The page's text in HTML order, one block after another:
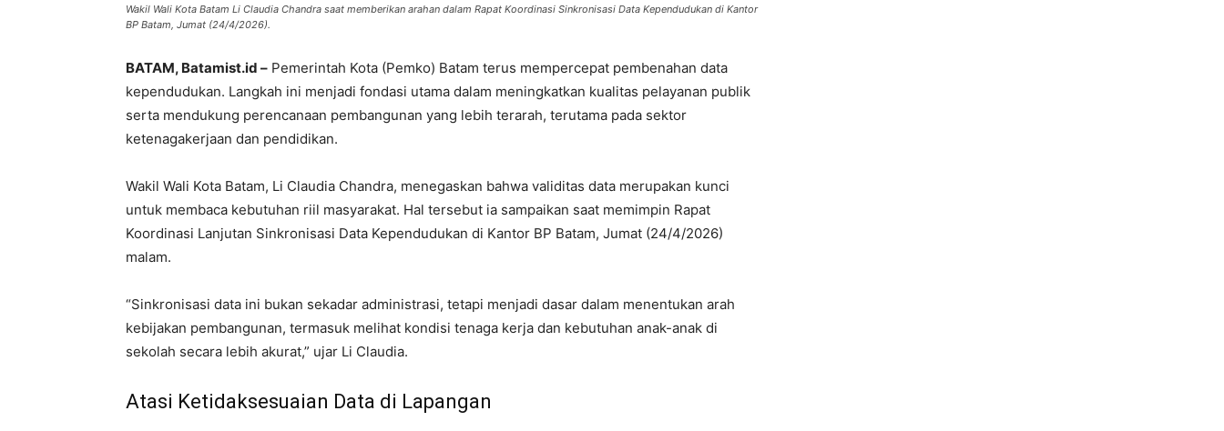
Wakil Wali Kota Batam Li Claudia Chandra saat memberikan arahan dalam Rapat Koordinasi Sinkronisasi Data Kependudukan di Kantor
BP Batam, Jumat (24/4/2026).
BATAM, Batamist.id – Pemerintah Kota (Pemko) Batam terus mempercepat pembenahan data
kependudukan. Langkah ini menjadi fondasi utama dalam meningkatkan kualitas pelayanan publik
serta mendukung perencanaan pembangunan yang lebih terarah, terutama pada sektor
ketenagakerjaan dan pendidikan.
Wakil Wali Kota Batam, Li Claudia Chandra, menegaskan bahwa validitas data merupakan kunci
untuk membaca kebutuhan riil masyarakat. Hal tersebut ia sampaikan saat memimpin Rapat
Koordinasi Lanjutan Sinkronisasi Data Kependudukan di Kantor BP Batam, Jumat (24/4/2026)
malam.
“Sinkronisasi data ini bukan sekadar administrasi, tetapi menjadi dasar dalam menentukan arah
kebijakan pembangunan, termasuk melihat kondisi tenaga kerja dan kebutuhan anak-anak di
sekolah secara lebih akurat,” ujar Li Claudia.
Atasi Ketidaksesuaian Data di Lapangan